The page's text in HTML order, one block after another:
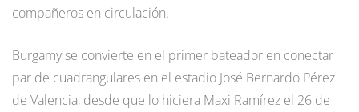
compañeros en circulación.
Burgamy se convierte en el primer bateador en conectar
par de cuadrangulares en el estadio José Bernardo Pérez
de Valencia, desde que lo hiciera Maxi Ramírez el 26 de